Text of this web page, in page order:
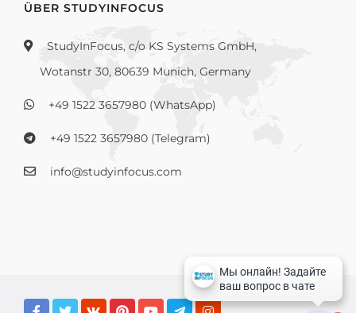
ÜBER STUDYINFOCUS
StudyInFocus, c/o KS Systems GmbH,
Wotanstr 30, 80639 Munich, Germany
+49 1522 3657980 (WhatsApp)
+49 1522 3657980 (Telegram)
info@studyinfocus.com